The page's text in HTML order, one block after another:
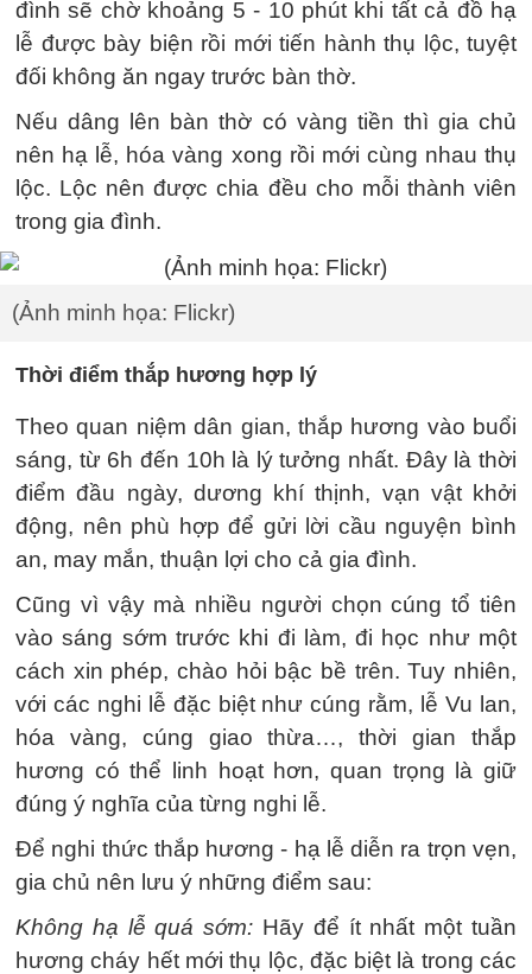
đình sẽ chờ khoảng 5 - 10 phút khi tất cả đồ hạ
lễ được bày biện rồi mới tiến hành thụ lộc, tuyệt
đối không ăn ngay trước bàn thờ.
Nếu dâng lên bàn thờ có vàng tiền thì gia chủ
nên hạ lễ, hóa vàng xong rồi mới cùng nhau thụ
lộc. Lộc nên được chia đều cho mỗi thành viên
trong gia đình.
(Ảnh minh họa: Flickr)
Thời điểm thắp hương hợp lý
Theo quan niệm dân gian, thắp hương vào buổi
sáng, từ 6h đến 10h là lý tưởng nhất. Đây là thời
điểm đầu ngày, dương khí thịnh, vạn vật khởi
động, nên phù hợp để gửi lời cầu nguyện bình
an, may mắn, thuận lợi cho cả gia đình.
Cũng vì vậy mà nhiều người chọn cúng tổ tiên
vào sáng sớm trước khi đi làm, đi học như một
cách xin phép, chào hỏi bậc bề trên. Tuy nhiên,
với các nghi lễ đặc biệt như cúng rằm, lễ Vu lan,
hóa vàng, cúng giao thừa…, thời gian thắp
hương có thể linh hoạt hơn, quan trọng là giữ
đúng ý nghĩa của từng nghi lễ.
Để nghi thức thắp hương - hạ lễ diễn ra trọn vẹn,
gia chủ nên lưu ý những điểm sau:
Không hạ lễ quá sớm: Hãy để ít nhất một tuần
hương cháy hết mới thụ lộc, đặc biệt là trong các